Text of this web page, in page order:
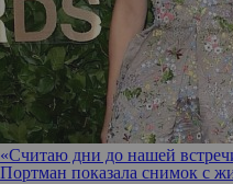
«Считаю дни до нашей
Портман показала снимок с